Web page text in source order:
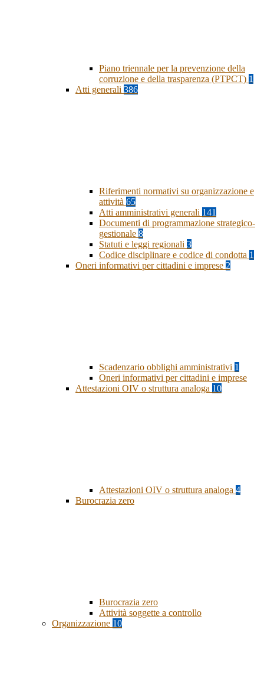
Piano triennale per la prevenzione della
corruzione e della trasparenza (PTPCT) 1
Atti generali 386
Riferimenti normativi su organizzazione e
attività 65
Atti amministrativi generali 141
Documenti di programmazione strategico-
gestionale 8
Statuti e leggi regionali 3
Codice disciplinare e codice di condotta 1
Oneri informativi per cittadini e imprese 2
Scadenzario obblighi amministrativi 1
Oneri informativi per cittadini e imprese
Attestazioni OIV o struttura analoga 10
Attestazioni OIV o struttura analoga 4
Burocrazia zero
Burocrazia zero
Attività soggette a controllo
Organizzazione 10